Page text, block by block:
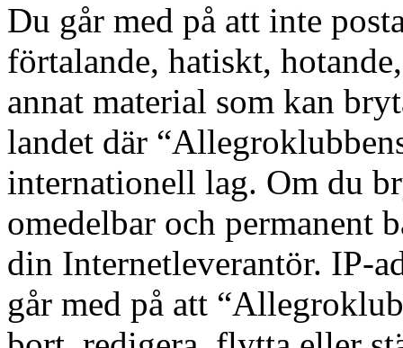
Du går med på att inte
förtalande, hatiskt,
annat material som kan
landet där
internationell lag. Om du
omedelbar och permanent
din Internetleverantör. IP-
går med på att